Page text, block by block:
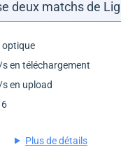
deux matchs de
optique
s en téléchargement
s en upload
6
Plus de détails